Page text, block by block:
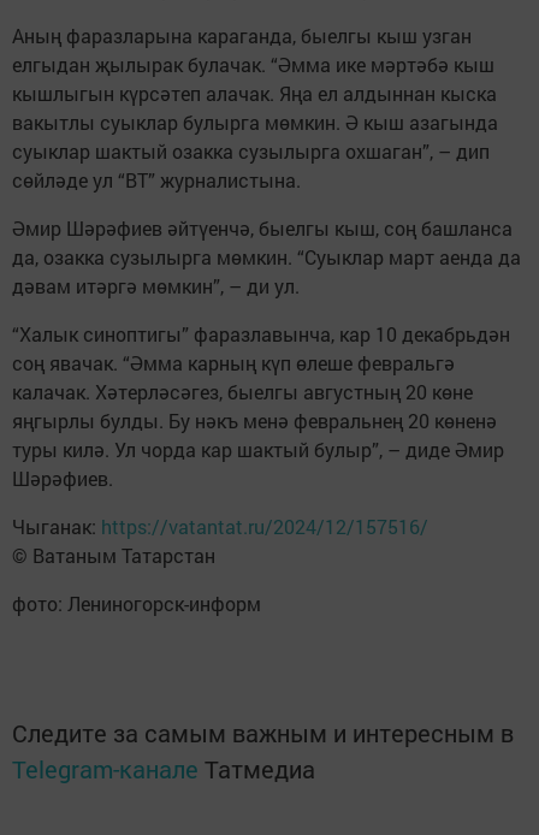
Аның фаразларына караганда, быелгы кыш узган
елгыдан җылырак булачак. “Әмма ике мәртәбә кыш
кышлыгын күрсәтеп алачак. Яңа ел алдыннан кыска
вакытлы суыклар булырга мөмкин. Ә кыш азагында
суыклар шактый озакка сузылырга охшаган”, – дип
сөйләде ул “ВТ” журналистына.
Әмир Шәрәфиев әйтүенчә, быелгы кыш, соң башланса
да, озакка сузылырга мөмкин. “Суыклар март аенда да
дәвам итәргә мөмкин”, – ди ул.
“Халык синоптигы” фаразлавынча, кар 10 декабрьдән
соң явачак. “Әмма карның күп өлеше февральгә
калачак. Хәтерләсәгез, быелгы августның 20 көне
яңгырлы булды. Бу нәкъ менә февральнең 20 көненә
туры килә. Ул чорда кар шактый булыр”, – диде Әмир
Шәрәфиев.
Чыганак: https://vatantat.ru/2024/12/157516/
© Ватаным Татарстан
фото: Лениногорск-информ
Следите за самым важным и интересным в
Telegram-канале Татмедиа